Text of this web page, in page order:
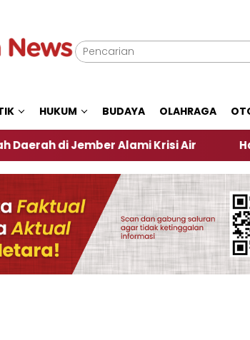
HUKUM BUDAYA OLAHRAGA
Jember Alami Krisi Air Harga